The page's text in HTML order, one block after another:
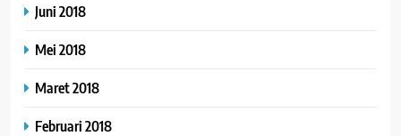
Juni 2018
Mei 2018
Maret 2018
Februari 2018